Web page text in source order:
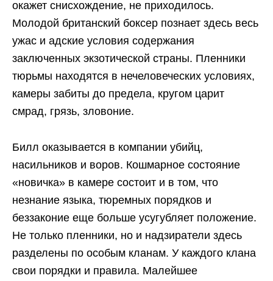
окажет снисхождение, не приходилось.
Молодой британский боксер познает здесь весь
ужас и адские условия содержания
заключенных экзотической страны. Пленники
тюрьмы находятся в нечеловеческих условиях,
камеры забиты до предела, кругом царит
смрад, грязь, зловоние.
Билл оказывается в компании убийц,
насильников и воров. Кошмарное состояние
«новичка» в камере состоит и в том, что
незнание языка, тюремных порядков и
беззаконие еще больше усугубляет положение.
Не только пленники, но и надзиратели здесь
разделены по особым кланам. У каждого клана
свои порядки и правила. Малейшее